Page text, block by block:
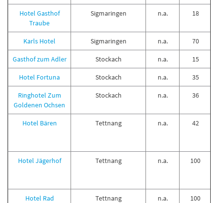
Hotel Gasthof
Traube
Sigmaringen n.a. 18
Karls Hotel Sigmaringen n.a. 70
Gasthof zum Adler Stockach n.a. 15
Hotel Fortuna Stockach n.a. 35
Ringhotel Zum
Goldenen Ochsen
Stockach n.a. 36
Hotel Bären Tettnang n.a. 42
Hotel Jägerhof Tettnang n.a. 100
Hotel Rad Tettnang n.a. 100